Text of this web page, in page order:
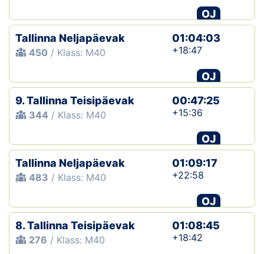
OJ
Tallinna Neljapäevak
450 / Klass: M40
01:04:03
+18:47
OJ
9. Tallinna Teisipäevak
344 / Klass: M40
00:47:25
+15:36
OJ
Tallinna Neljapäevak
483 / Klass: M40
01:09:17
+22:58
OJ
8. Tallinna Teisipäevak
276 / Klass: M40
01:08:45
+18:42